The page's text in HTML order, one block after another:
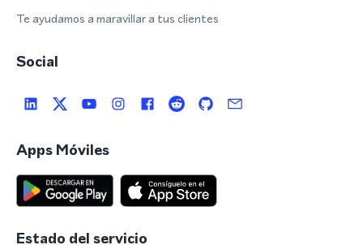
Te ayudamos a maravillar a tus clientes
Social
Apps Móviles
Estado del servicio